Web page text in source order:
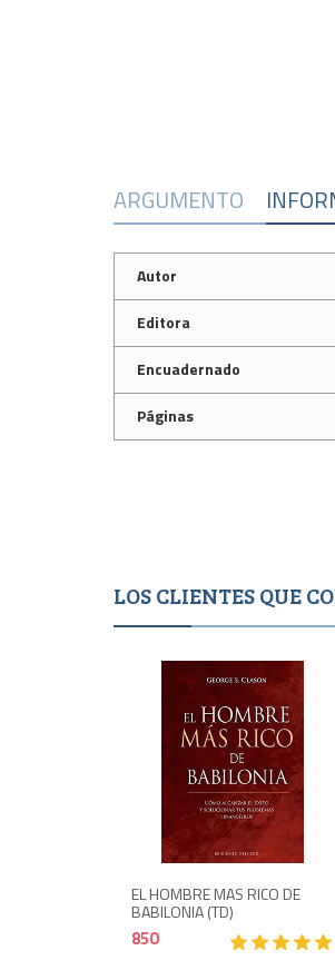
ARGUMENTO
Autor
Editora
Encuadernado
Páginas
LOS CLIENTES QUE
EL HOMBRE MAS RICO DE
BABILONIA (TD)
850